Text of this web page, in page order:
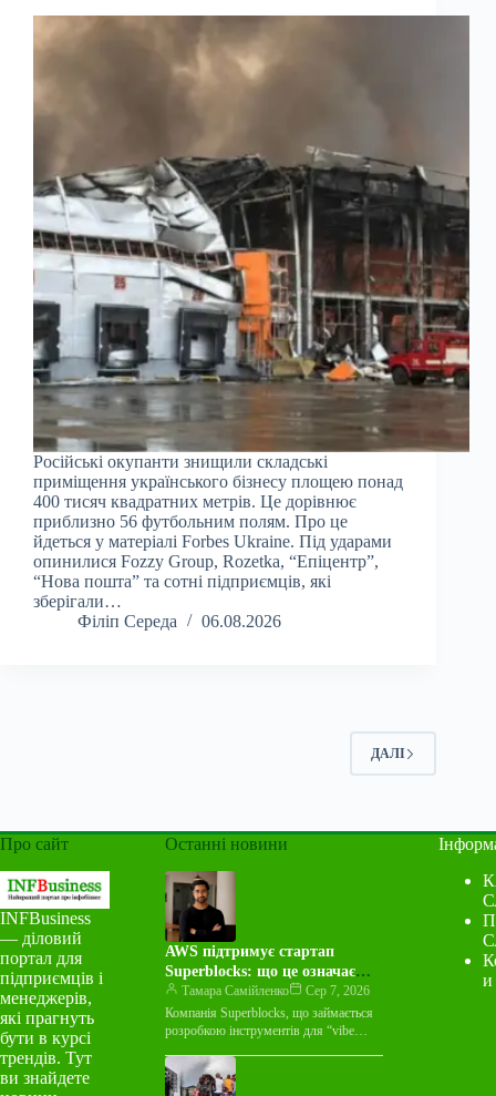
Російські окупанти знищили складські
приміщення українського бізнесу площею понад
400 тисяч квадратних метрів. Це дорівнює
приблизно 56 футбольним полям. Про це
йдеться у матеріалі Forbes Ukraine. Під ударами
опинилися Fozzy Group, Rozetka, “Епіцентр”,
“Нова пошта” та сотні підприємців, які
зберігали…
Філіп Середа
06.08.2026
ДАЛІ
Про сайт
INFBusiness
— діловий
портал для
підприємців і
менеджерів,
які прагнуть
бути в курсі
трендів. Тут
ви знайдете
Останні новини
AWS підтримує стартап
Superblocks: що це означає
для індустрії
Тамара Самійленко
Сер 7, 2026
Компанія Superblocks, що займається
розробкою інструментів для “vibe
угоду про спільний маркетинг із
Amazon Web Services…
и